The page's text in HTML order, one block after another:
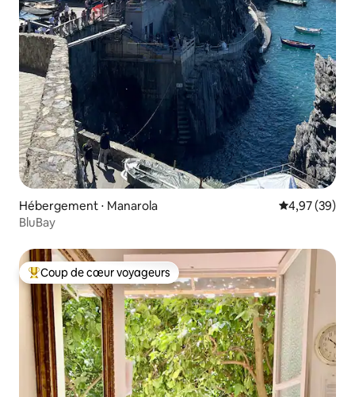
Hébergement ⋅ Manarola Évaluation
4,97 (39)
BluBay
Coups de cœur voyageurs les plus appréciés
Coup de cœur voyageurs